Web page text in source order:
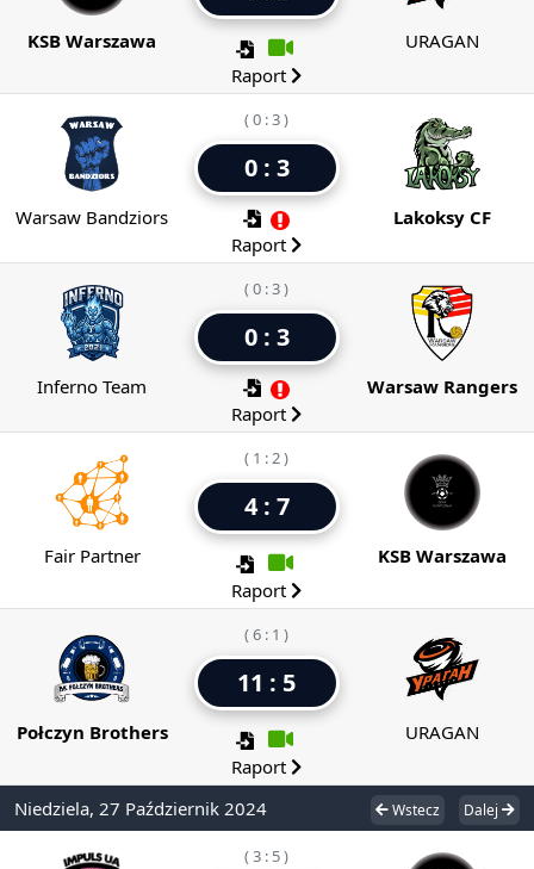
KSB Warszawa
Raport
URAGAN
Warsaw Bandziors
( 0 : 3 )
0 : 3
Raport
Lakoksy CF
Inferno Team
( 0 : 3 )
0 : 3
Raport
Warsaw Rangers
Fair Partner
( 1 : 2 )
4 : 7
Raport
KSB Warszawa
Połczyn Brothers
( 6 : 1 )
11 : 5
Raport
URAGAN
Niedziela, 27 Październik 2024 Wstecz Dalej
( 3 : 5 )